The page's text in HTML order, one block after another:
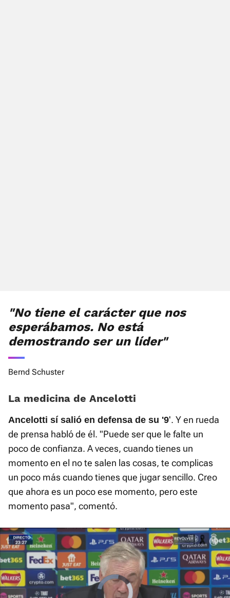
"No tiene el carácter que nos
esperábamos. No está
demostrando ser un líder"
Bernd Schuster
La medicina de Ancelotti
Ancelotti sí salió en defensa de su '9'. Y en rueda
de prensa habló de él. "Puede ser que le falte un
poco de confianza. A veces, cuando tienes un
momento en el no te salen las cosas, te complicas
un poco más cuando tienes que jugar sencillo. Creo
que ahora es un poco ese momento, pero este
momento pasa", comentó.